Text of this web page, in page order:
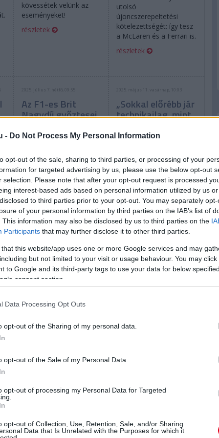
- Do Not Process My Personal Information
opt-out of the sale, sharing to third parties, or processing of your
for targeted advertising by us, please use the below opt-out
selection. Please note that after your opt-out request is processed
interest-based ads based on personal information utilized by us
to third parties prior to your opt-out. You may separately
of your personal information by third parties on the IAB’s list of
This information may also be disclosed by us to third parties on the
Participants that may further disclose it to other third parties.
that this website/app uses one or more Google services and may
but not limited to your visit or usage behaviour. You may
to Google and its third-party tags to use your data for below
consent section.
Data Processing Opt Outs
opt-out of the Sharing of my personal data.
opt-out of the Sale of my Personal Data.
opt-out of processing my Personal Data for Targeted
opt-out of Collection, Use, Retention, Sale, and/or Sharing
Data that Is Unrelated with the Purposes for which it
kövessétek velünk az
eseményeket!
részletek
utolsó
újoncszerepeltetési
kötelezettségét: így tesz
a McLaren és a Ferrari is.
részletek
2025. július 7. hétfő, 09:55
Az F1-es Brit
Nagydíj győztesei
A hazai győztestől az
első dobogóson és a
diadalt a vb-riválisának
ajándékozó pilótán át a
leszereplő újoncokig: kik
jöttek ki a legjobban és
legrosszabbul a
silverstone-i hétvégéből?
részletek
2025. május 11. vasárnap, 10:03
„Sokkal előrébb jár
technikailag, mint
valaha láttam”
Oliver Bearman
felkészültségét emelte ki
haasos csapattársa,
Esteban Ocon, aki szerint
ezen a téren hatalmas
különbség van a mostani
újoncok és az ő